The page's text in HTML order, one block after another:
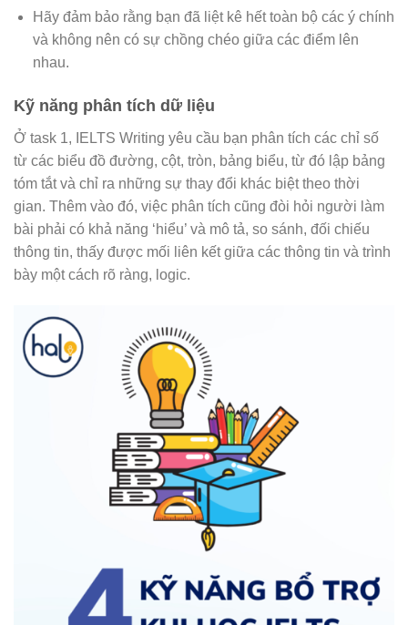
Hãy đảm bảo rằng bạn đã liệt kê hết toàn bộ các ý chính
và không nên có sự chồng chéo giữa các điểm lên
nhau.
Kỹ năng phân tích dữ liệu
Ở task 1, IELTS Writing yêu cầu bạn phân tích các chỉ số
từ các biểu đồ đường, cột, tròn, bảng biểu, từ đó lập bảng
tóm tắt và chỉ ra những sự thay đổi khác biệt theo thời
gian. Thêm vào đó, việc phân tích cũng đòi hỏi người làm
bài phải có khả năng ‘hiểu’ và mô tả, so sánh, đối chiếu
thông tin, thấy được mối liên kết giữa các thông tin và trình
bày một cách rõ ràng, logic.